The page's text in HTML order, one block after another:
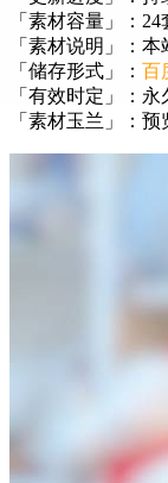
「素材容量」：24
「素材说明」：
「储存形式」： 百
「有效时定」：
「素材玉兰」：